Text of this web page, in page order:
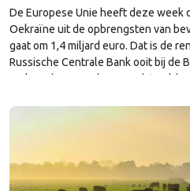
De Europese Unie heeft deze week
Oekraïne uit de opbrengsten van
gaat om 1,4 miljard euro. Dat is de
Russische Centrale Bank ooit bij de
parkeerde. De EU bevroor dat geld